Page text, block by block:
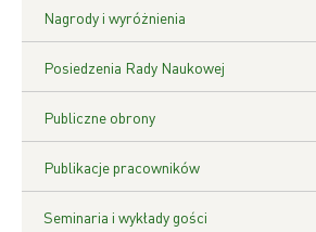
Nagrody i wyróżnienia
Posiedzenia Rady Naukowej
Publiczne obrony
Publikacje pracowników
Seminaria i wykłady gości